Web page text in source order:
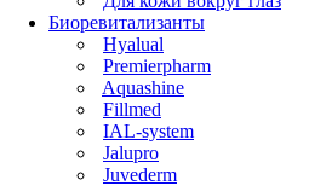
Биоревитализанты
Hyalual
Premierpharm
Aquashine
Fillmed
IAL-system
Jalupro
Juvederm